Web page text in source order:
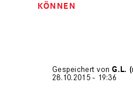
KÖNNEN
Gespeichert vonG.L.
28.10.2015 - 19:36